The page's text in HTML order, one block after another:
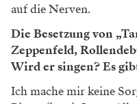
auf die Nerven.
Die Besetzung von
Zeppenfeld,
Wird er singen? Es
Ich mache mir keine